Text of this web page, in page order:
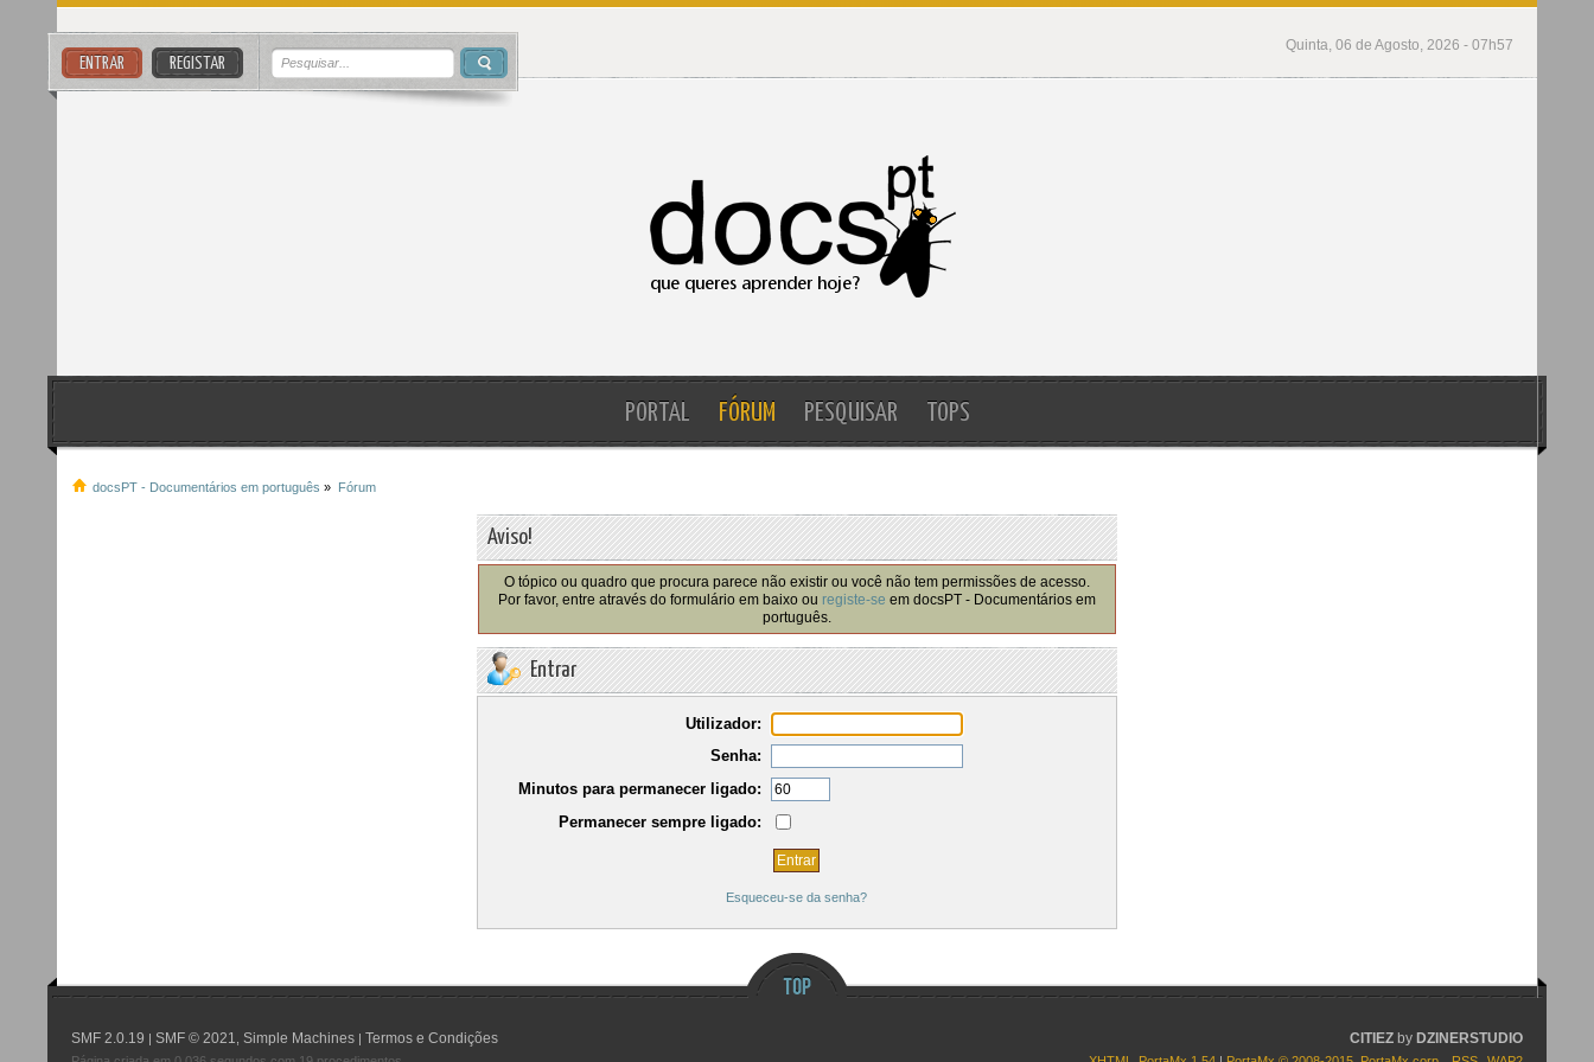
ENTRAR REGISTAR
Quinta, 06 de Agosto, 2026 - 07h57
PORTAL FÓRUM PESQUISAR TOPS
docsPT - Documentários em português » Fórum
Aviso!
O tópico ou quadro que procura parece não existir ou você não tem permissões de acesso.
Por favor, entre através do formulário em baixo ou registe-se em docsPT - Documentários em
português.
Entrar
Utilizador:
Senha:
Minutos para permanecer ligado:
Permanecer sempre ligado:
Esqueceu-se da senha?
SMF 2.0.19 |SMF © 2021 ,Simple Machines |Termos e Condições CITIEZby DZINERSTUDIO